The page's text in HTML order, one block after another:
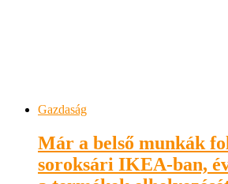
Gazdaság
Már a belső munkák
soroksári IKEA-ban,